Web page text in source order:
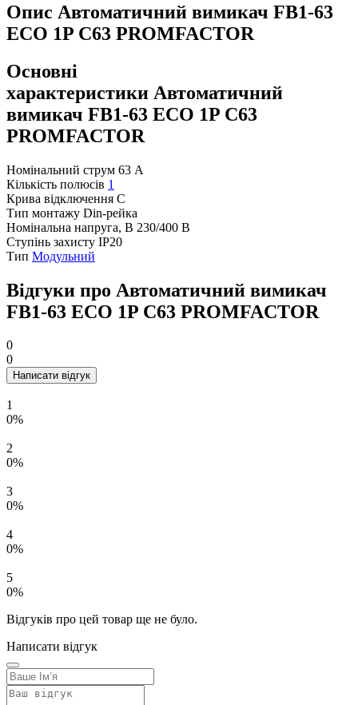
Опис Автоматичний вимикач FB1-63
ECO 1P С63 PROMFACTOR
Основні
характеристики Автоматичний
вимикач FB1-63 ECO 1P С63
PROMFACTOR
Номінальний струм 63 А
Кількість полюсів 1
Крива відключення С
Тип монтажу Din-рейка
Номінальна напруга, В 230/400 В
Ступінь захисту IP20
Тип Модульний
Відгуки про Автоматичний вимикач
FB1-63 ECO 1P С63 PROMFACTOR
0
0
Написати відгук
1
0%
2
0%
3
0%
4
0%
5
0%
Відгуків про цей товар ще не було.
Написати відгук